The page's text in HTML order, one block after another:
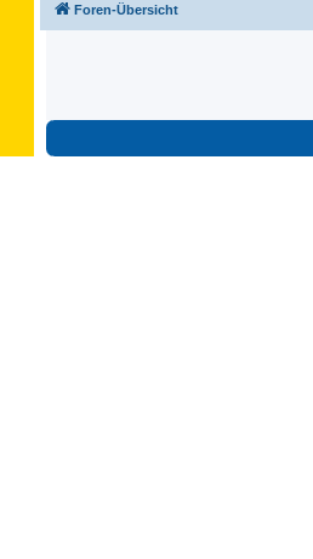
Foren-Übersicht